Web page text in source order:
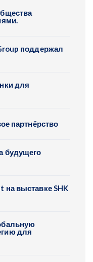
поддержал
для
партнёрство
будущего
на выставке SHK
для